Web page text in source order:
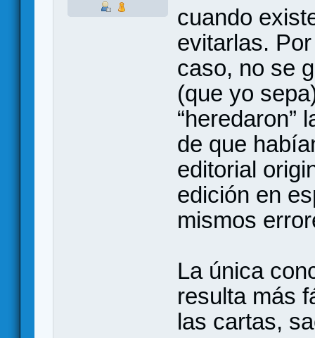
cuando
evitarlas.
caso, no se
(que yo
“heredaron”
de que
editorial
edición en
mismos
La única
resulta más
las cartas,